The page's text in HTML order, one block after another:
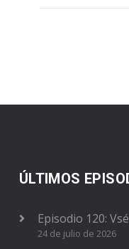
ÚLTIMOS
Episodio 120:
24 de julio de 2026